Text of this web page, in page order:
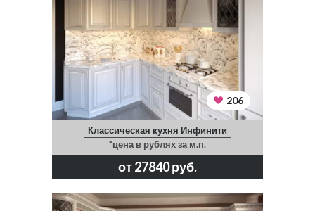
206
Классическая кухня Инфинити
*цена в рублях за м.п.
от 27840 руб.